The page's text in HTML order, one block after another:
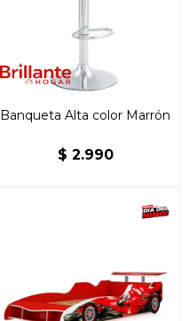
Banqueta Alta color Marrón
$ 2.990